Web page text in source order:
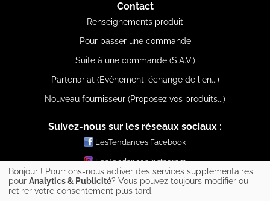
Contact
Renseignements produit
Pour passer une commande
Suite à une commande (S.A.V.)
Partenariat (Evênement, échange de lien...)
Nouveau fournisseur (Proposez vos produits...)
Suivez-nous sur les réseaux sociaux :
LesTendances Facebook
LesTendances Instagram
LesTendances Pinterest
Bonjour ! Pourrions-nous activer des services supplémentaires
pour Analytics & Publicité? Vous pouvez toujours modifier ou
retirer votre consentement plus tard.